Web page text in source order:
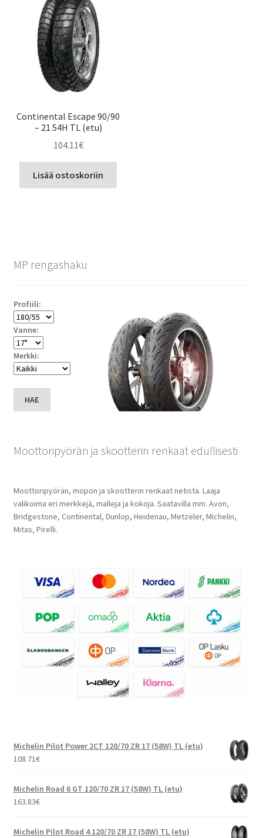
Continental Escape 90/90
– 21 54H TL (etu)
104.11€
Lisää ostoskoriin
MP rengashaku
Profiili:
Vanne:
Merkki:
HAE
Moottoripyörän ja skootterin renkaat edullisesti
Moottoripyörän, mopon ja skootterin renkaat netistä. Laaja
valikoima eri merkkejä, malleja ja kokoja. Saatavilla mm. Avon,
Bridgestone, Continental, Dunlop, Heidenau, Metzeler, Michelin,
Mitas, Pirelli.
Michelin Pilot Power 2CT 120/70 ZR 17 (58W) TL (etu)
108.71€
Michelin Road 6 GT 120/70 ZR 17 (58W) TL (etu)
163.83€
Michelin Pilot Road 4 120/70 ZR 17 (58W) TL (etu)